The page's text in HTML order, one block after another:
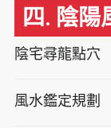
四. 陰陽
陰宅尋龍點穴
風水鑑定規劃